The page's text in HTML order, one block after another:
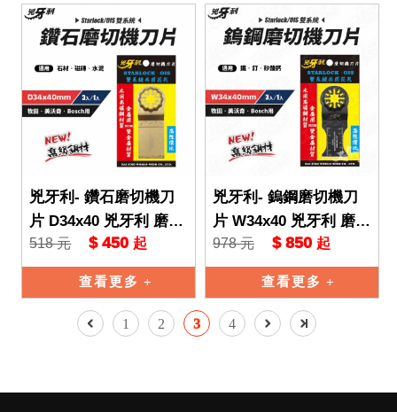
兇牙利- 鑽石磨切機刀
片 D34x40 兇牙利 磨切
機 Starlock/OIS 雙系統
石材 磁磚
518 元 $ 450 起
查看更多
兇牙利- 鎢鋼磨切機刀
片 W34x40 兇牙利 磨切
機 Starlock/OIS 雙系統
石材 磁磚
978 元 $ 850 起
查看更多
1 2 3 4